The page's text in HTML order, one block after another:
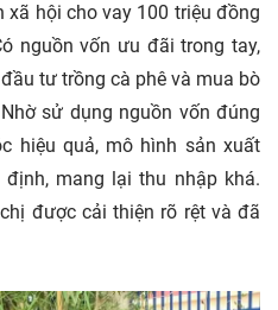
xã hội cho vay 100 triệu đồng
nguồn vốn ưu đãi trong tay,
tư trồng cà phê và mua bò
sử dụng nguồn vốn đúng
hiệu quả, mô hình sản xuất
mang lại thu nhập khá.
được cải thiện rõ rệt và đã